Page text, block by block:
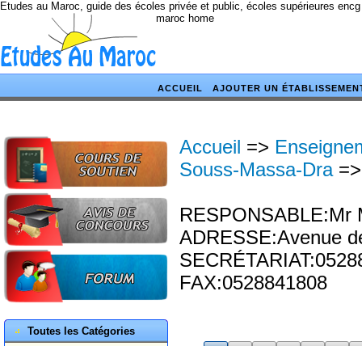
Etudes au Maroc, guide des écoles privée et public, écoles supérieures
maroc home
ACCUEIL AJOUTER UN
Toutes les Catégories
Accueil =>
Souss-Massa-Dra
RESPONSABLE:Mr
ADRESSE:Avenue
FAX:0528841808